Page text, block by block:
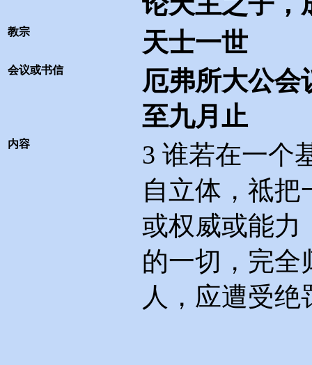
教宗 天士一世
会议或书信
厄弗所大公会
至九月止
内容 3 谁若在一个
自立体，祗
或权威或能力
的一切，完全
人，应遭受绝